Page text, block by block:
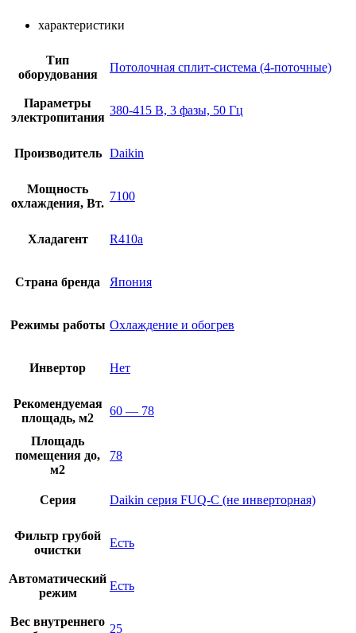
характеристики
Тип
оборудования
Потолочная сплит-система (4-поточные)
Параметры
электропитания
380-415 В, 3 фазы, 50 Гц
Производитель Daikin
Мощность
охлаждения, Вт.
7100
Хладагент R410a
Страна бренда Япония
Режимы работы Охлаждение и обогрев
Инвертор Нет
Рекомендуемая
площадь, м2
60 — 78
Площадь
помещения до,
м2
78
Серия Daikin серия FUQ-C (не инверторная)
Фильтр грубой
очистки
Есть
Автоматический
режим
Есть
Вес внутреннего
25